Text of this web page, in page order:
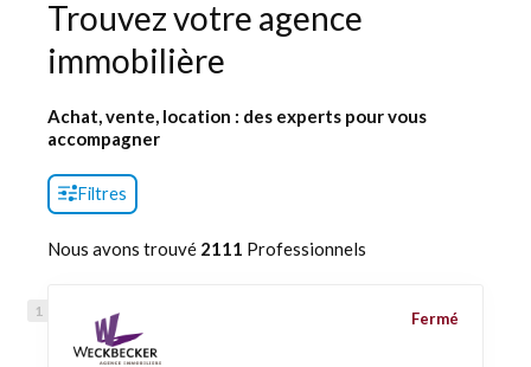
Trouvez votre agence
immobilière
Achat, vente, location : des experts pour vous
accompagner
Filtres
Nous avons trouvé 2111 Professionnels
Fermé